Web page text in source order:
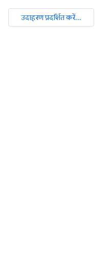
उदाहरण प्रदर्शित करें...